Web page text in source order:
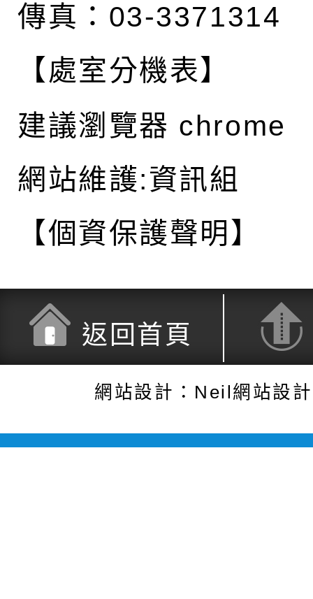
傳真：03-3371314
【處室分機表】
建議瀏覽器 chrome
網站維護:資訊組
【個資保護聲明】
返回首頁
網站設計：Neil網站設